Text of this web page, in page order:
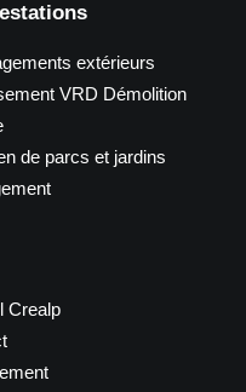
extérieurs
VRD Démolition
de parcs et jardins
Crealp